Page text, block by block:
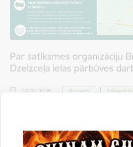
Par satiksmes organizāciju
Dzelzceļa ielas pārbūves
30.07.2026. Projekti